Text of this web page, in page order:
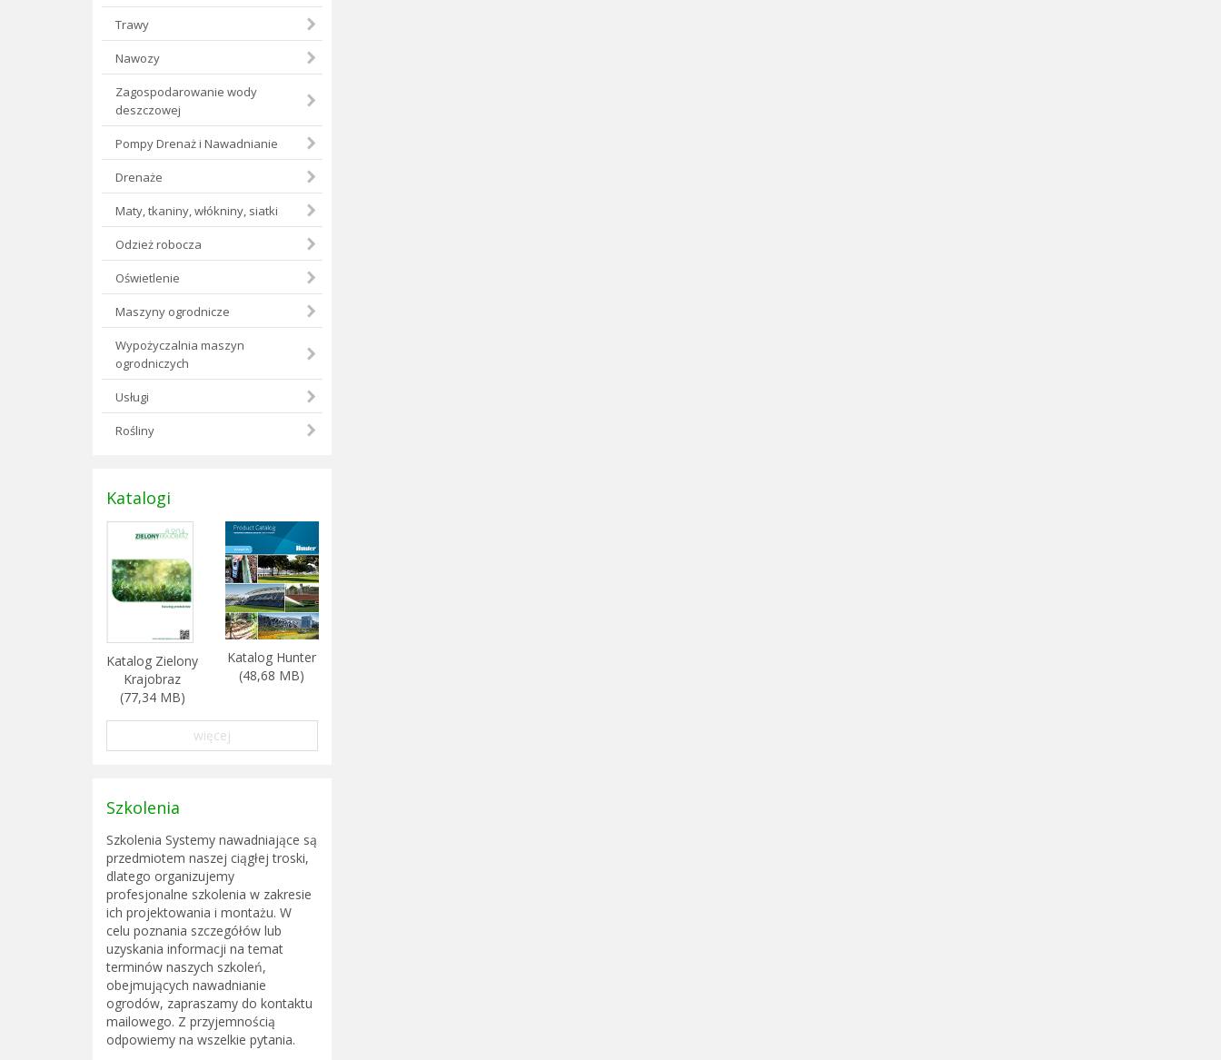
Trawy
Nawozy
Zagospodarowanie wody
deszczowej
Pompy Drenaż i Nawadnianie
Drenaże
Maty, tkaniny, włókniny, siatki
Odzież robocza
Oświetlenie
Maszyny ogrodnicze
Wypożyczalnia maszyn
ogrodniczych
Usługi
Rośliny
Katalogi
Katalog Zielony
Krajobraz
(77,34 MB)
Katalog Hunter
(48,68 MB)
więcej
Szkolenia
Szkolenia Systemy nawadniające są
przedmiotem naszej ciągłej troski,
dlatego organizujemy
profesjonalne szkolenia w zakresie
ich projektowania i montażu. W
celu poznania szczegółów lub
uzyskania informacji na temat
terminów naszych szkoleń,
obejmujących nawadnianie
ogrodów, zapraszamy do kontaktu
mailowego. Z przyjemnością
odpowiemy na wszelkie pytania.